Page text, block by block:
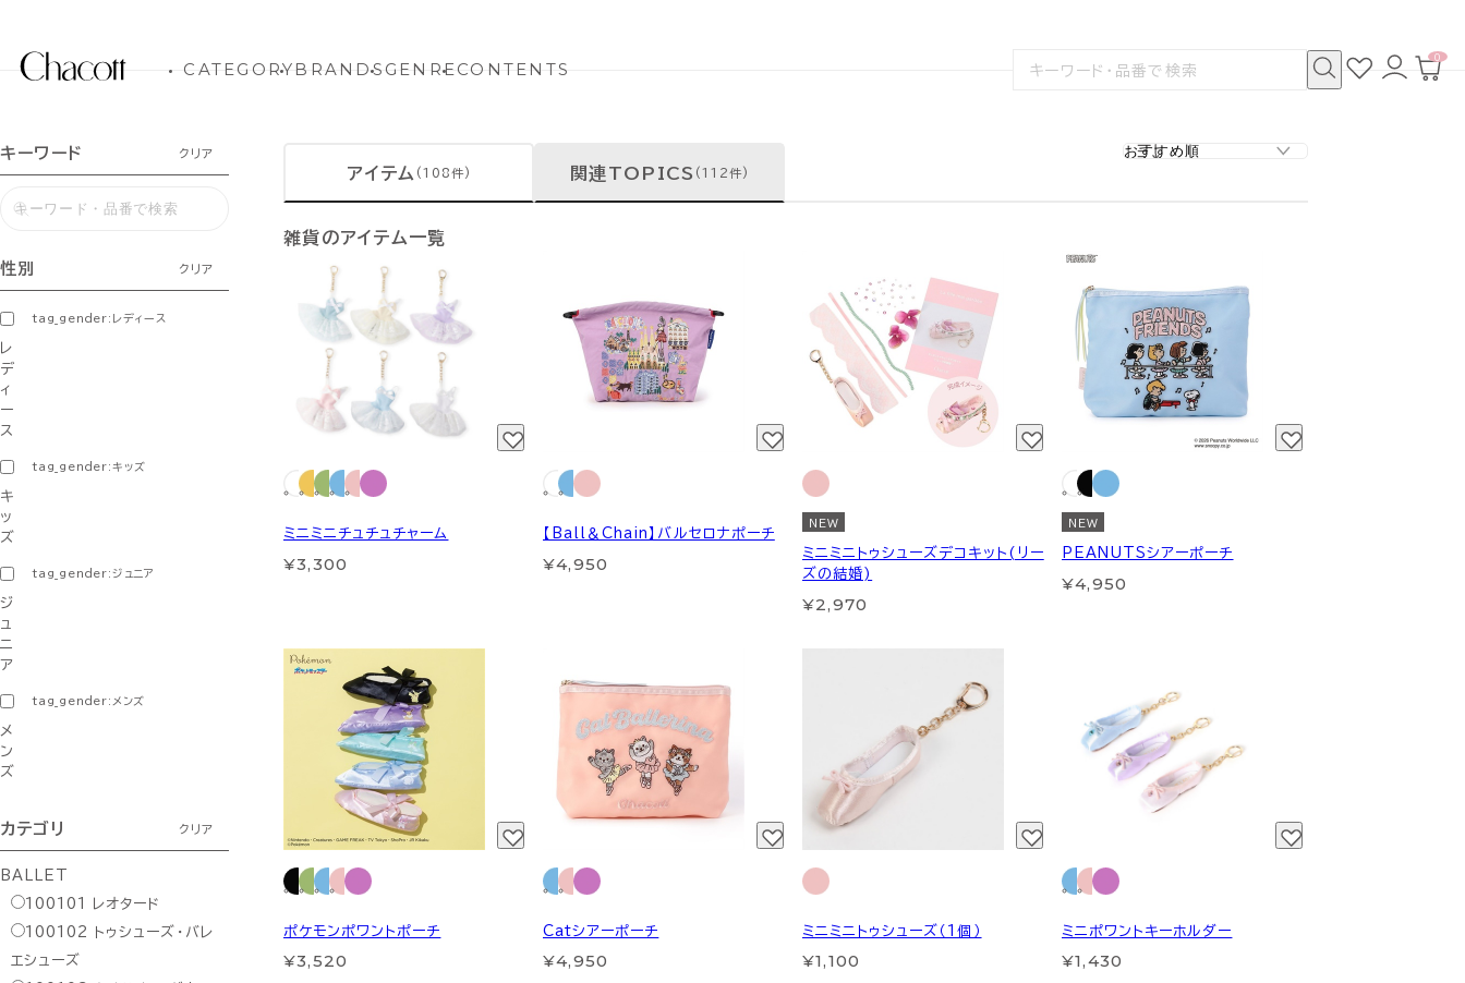
CATEGORYBRANDSGENRECONTENTS
検
お
気
ロ
グ
カ
0
キーワード クリア
性別 クリア
tag_gender:レディース
レ
デ
ィ
ー
ス
tag_gender:キッズ
キ
ッ
ズ
tag_gender:ジュニア
ジ
ュ
ニ
ア
tag_gender:メンズ
メ
ン
ズ
カテゴリ クリア
BALLET
100101
レオタード
100102
トゥシューズ・バレ
エシューズ
アイテム (108件) 関連TOPICS (112件)
雑貨のアイテム一覧
ミニミニチュチュチャーム
¥3,300
【Ball＆Chain】バルセロナポーチ
¥4,950
NEW
ミニミニトゥシューズデコキット(リー
ズの結婚)
¥2,970
NEW
PEANUTSシアーポーチ
¥4,950
ポケモンポワントポーチ
¥3,520
Catシアーポーチ
¥4,950
ミニミニトゥシューズ（1個）
¥1,100
ミニポワントキーホルダー
¥1,430